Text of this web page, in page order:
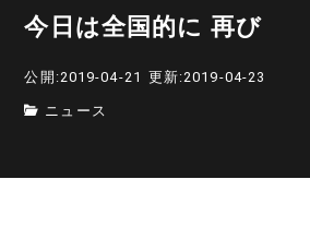
今日は全国的に 再び
公開:2019-04-21 更新:2019-04-23
ニュース